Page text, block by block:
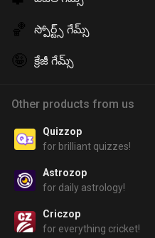
🏀 స్పోర్ట్స్ గేమ్స్
🤪 క్రేజీ గేమ్స్
Other products from us
Quizzop
for brilliant quizzes!
Astrozop
for daily astrology!
Criczop
for everything cricket!